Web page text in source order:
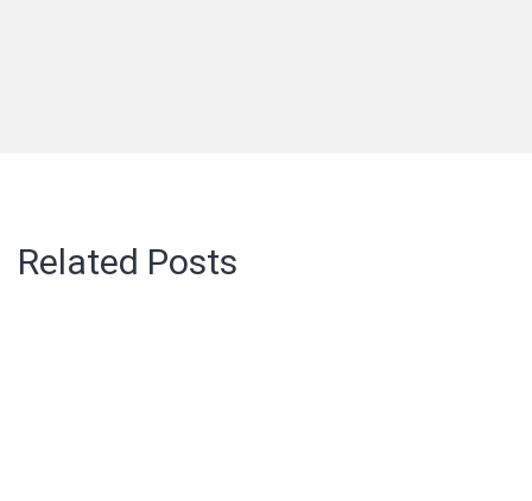
Related Posts